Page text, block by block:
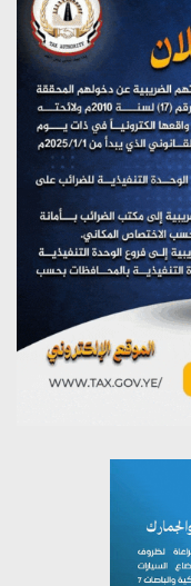
تحالف العدوان